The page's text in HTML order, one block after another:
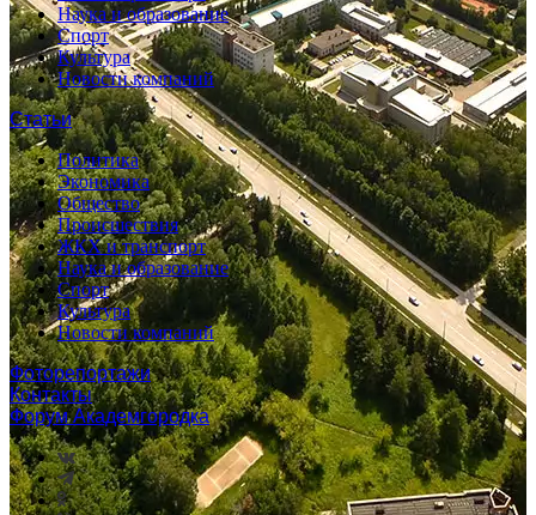
Наука и образование
Спорт
Культура
Новости компаний
Статьи
Политика
Экономика
Общество
Происшествия
ЖКХ и транспорт
Наука и образование
Спорт
Культура
Новости компаний
Фоторепортажи
Контакты
Форум Академгородка